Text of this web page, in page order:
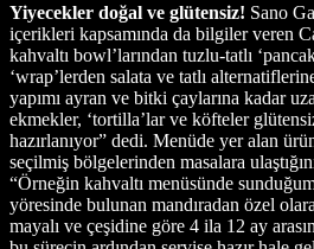
Yiyecekler doğal ve glütensiz! Sano
içerikleri kapsamında da bilgiler veren
kahvaltı bowl’larından tuzlu-tatlı
‘wrap’lerden salata ve tatlı
yapımı ayran ve bitki çaylarına kadar
ekmekler, ‘tortilla’lar ve köfteler
hazırlanıyor” dedi. Menüde yer alan
seçilmiş bölgelerinden masalara
“Örneğin kahvaltı menüsünde
yöresinde bulunan mandıradan özel
mayalı ve çeşidine göre 4 ila 12 ay